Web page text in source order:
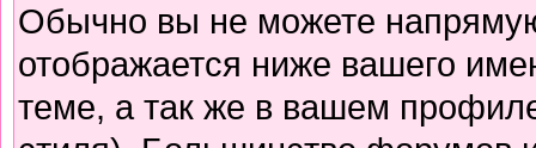
Обычно вы не можете
отображается ниже вашего
теме, а так же в вашем